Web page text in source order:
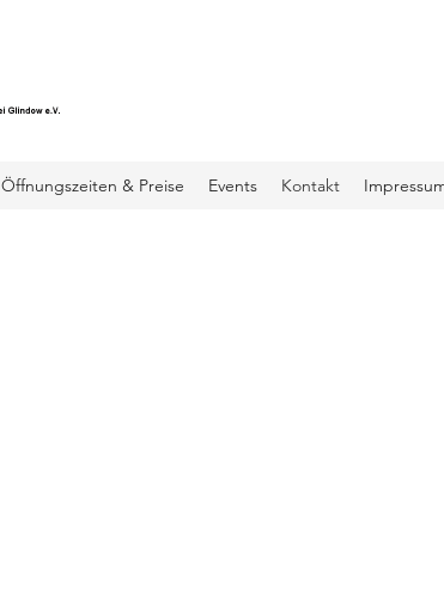
Öffnungszeiten & Preise Events Kontakt